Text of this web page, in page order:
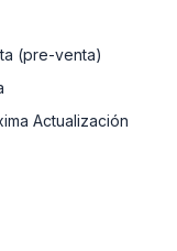
(pre-venta)
Actualización